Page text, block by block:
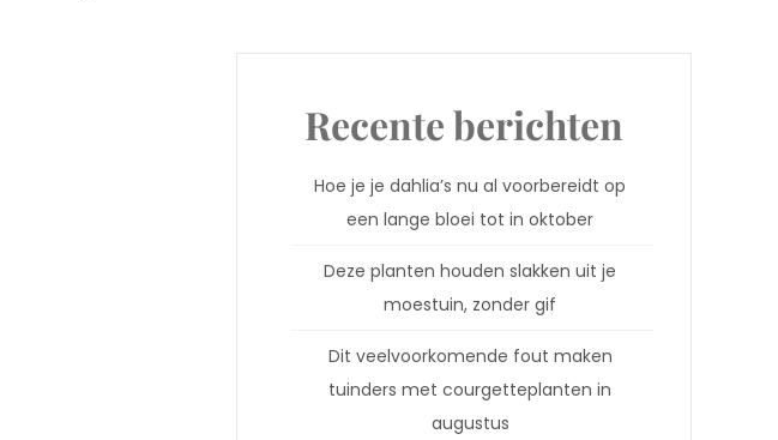
Recente berichten
Hoe je je dahlia’s nu al voorbereidt op
een lange bloei tot in oktober
Deze planten houden slakken uit je
moestuin, zonder gif
Dit veelvoorkomende fout maken
tuinders met courgetteplanten in
augustus